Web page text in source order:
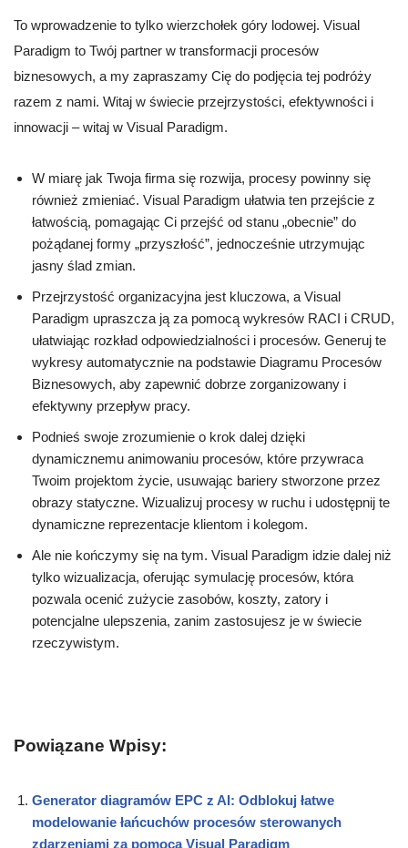
To wprowadzenie to tylko wierzchołek góry lodowej. Visual
Paradigm to Twój partner w transformacji procesów
biznesowych, a my zapraszamy Cię do podjęcia tej podróży
razem z nami. Witaj w świecie przejrzystości, efektywności i
innowacji – witaj w Visual Paradigm.
W miarę jak Twoja firma się rozwija, procesy powinny się
również zmieniać. Visual Paradigm ułatwia ten przejście z
łatwością, pomagając Ci przejść od stanu „obecnie” do
pożądanej formy „przyszłość”, jednocześnie utrzymując
jasny ślad zmian.
Przejrzystość organizacyjna jest kluczowa, a Visual
Paradigm upraszcza ją za pomocą wykresów RACI i CRUD,
ułatwiając rozkład odpowiedzialności i procesów. Generuj te
wykresy automatycznie na podstawie Diagramu Procesów
Biznesowych, aby zapewnić dobrze zorganizowany i
efektywny przepływ pracy.
Podnieś swoje zrozumienie o krok dalej dzięki
dynamicznemu animowaniu procesów, które przywraca
Twoim projektom życie, usuwając bariery stworzone przez
obrazy statyczne. Wizualizuj procesy w ruchu i udostępnij te
dynamiczne reprezentacje klientom i kolegom.
Ale nie kończymy się na tym. Visual Paradigm idzie dalej niż
tylko wizualizacja, oferując symulację procesów, która
pozwala ocenić zużycie zasobów, koszty, zatory i
potencjalne ulepszenia, zanim zastosujesz je w świecie
rzeczywistym.
Powiązane Wpisy:
Generator diagramów EPC z AI: Odblokuj łatwe
modelowanie łańcuchów procesów sterowanych
zdarzeniami za pomocą Visual Paradigm